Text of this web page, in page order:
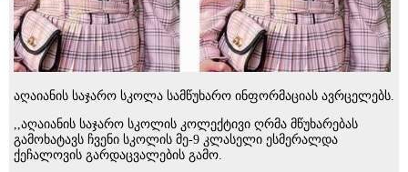
აღაიანის საჯარო სკოლა სამწუხარო ინფორმაციას ავრცელებს.
,,აღაიანის საჯარო სკოლის კოლექტივი ღრმა მწუხარებას
გამოხატავს ჩვენი სკოლის მე-9 კლასელი ესმერალდა
ქეჩალოვის გარდაცვალების გამო.